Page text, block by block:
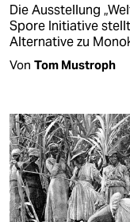
Die Ausstellung
Spore Initiative
Alternative zu
Von Tom Mustroph